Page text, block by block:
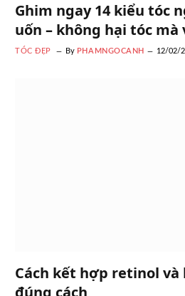
Ghim ngay 14 kiểu tóc
uốn – không hại tóc mà
TÓC ĐẸP By PHAMNGOCANH 12/02/
Cách kết hợp retinol
đúng cách